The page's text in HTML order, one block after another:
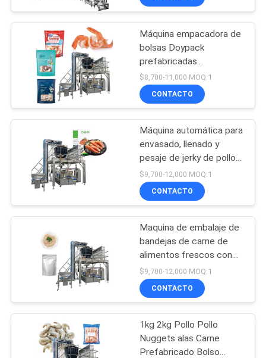
envasado de
alimentos
congelado
Empaquetadora de
las nueces
Máquina de pesaje y
llenado
27
embalaje
Máquina empacadora de
bolsas Doypack
prefabricadas
automáticas para
empaque de camarones
congelados, muslos de
$8,700-11,000 MOQ:1
CONTACTO
Máquina automática para
envasado, llenado y
pesaje de jerky de pollo y
carne de res, con cierre
zipper, en bolsas
prefabricadas Doypack,
congelados y mariscos
$9,700-12,000 MOQ:1
CONTACTO
Maquina de embalaje de
bandejas de carne de
alimentos frescos con
varias cabezas de
pesado de calamar
camarón de almeja
cremallera máquina de
embalaje automática
$9,700-12,000 MOQ:1
CONTACTO
1kg 2kg Pollo Pollo
Nuggets alas Carne
Prefabricado Bolso